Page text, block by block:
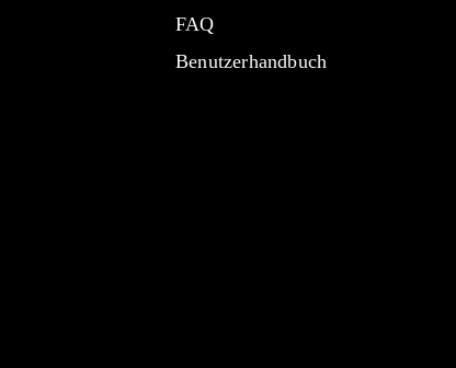
FAQ
Benutzerhandbuch